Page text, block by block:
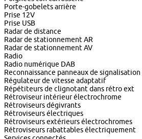
Porte-gobelets arrière
Prise 12V
Prise USB
Radar de distance
Radar de stationnement AR
Radar de stationnement AV
Radio
Radio numérique DAB
Reconnaissance panneaux de signalisation
Régulateur de vitesse adaptatif
Répétiteurs de clignotant dans rétro ext
Rétroviseur intérieur électrochrome
Rétroviseurs dégivrants
Rétroviseurs électriques
Rétroviseurs extérieurs électrochromes
Rétroviseurs rabattables électriquement